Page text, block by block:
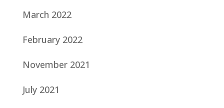
March 2022
February 2022
November 2021
July 2021